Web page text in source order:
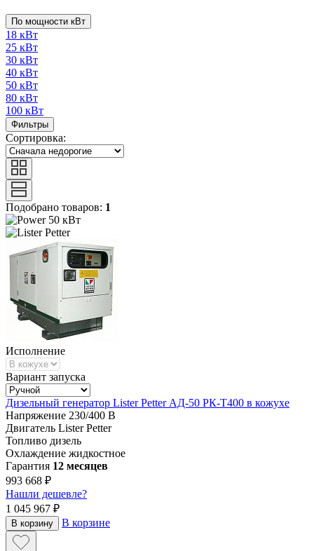
По мощности кВт
18 кВт
25 кВт
30 кВт
40 кВт
50 кВт
80 кВт
100 кВт
Фильтры
Сортировка:
Подобрано товаров: 1
50 кВт
Исполнение
Вариант запуска
Дизельный генератор Lister Petter АД-50 РК-Т400 в кожухе
Напряжение 230/400 В
Двигатель Lister Petter
Топливо дизель
Охлаждение жидкостное
Гарантия 12 месяцев
993 668 ₽
Нашли дешевле?
1 045 967 ₽
В корзину В корзине